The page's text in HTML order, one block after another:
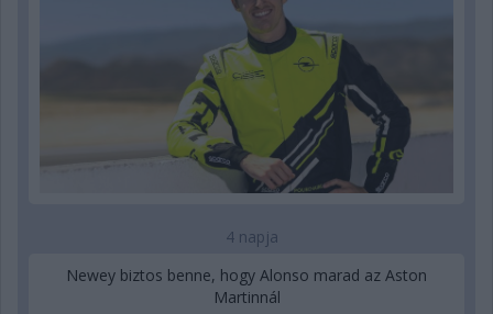
4 napja
Newey biztos benne, hogy Alonso marad az Aston
Martinnál